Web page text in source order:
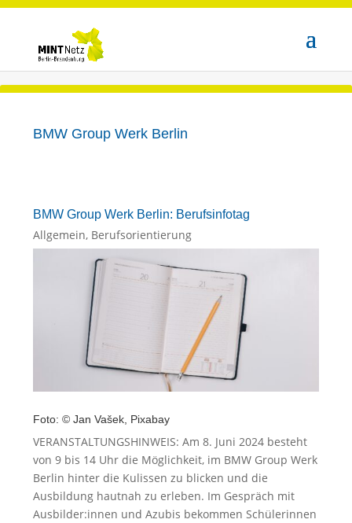
BMW Group Werk Berlin
BMW Group Werk Berlin: Berufsinfotag
Allgemein, Berufsorientierung
Foto: © Jan Vašek, Pixabay
VERANSTALTUNGSHINWEIS: Am 8. Juni 2024 besteht
von 9 bis 14 Uhr die Möglichkeit, im BMW Group Werk
Berlin hinter die Kulissen zu blicken und die
Ausbildung hautnah zu erleben. Im Gespräch mit
Ausbilder:innen und Azubis bekommen Schülerinnen